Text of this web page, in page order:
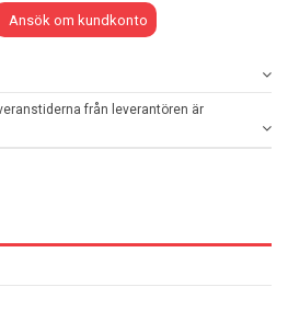
Ansök om kundkonto
från leverantören är